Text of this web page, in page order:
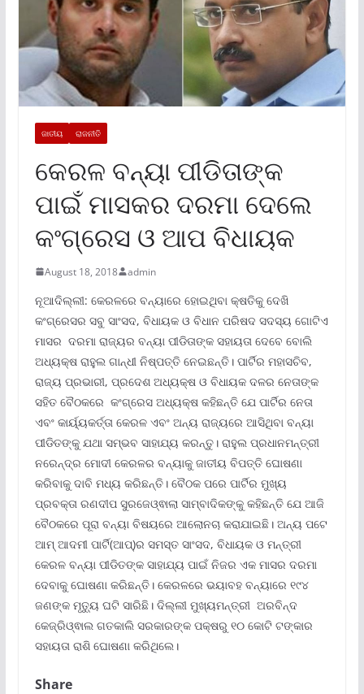
ଜାତୀୟ ରାଜନୀତି
କେରଳ ବନ୍ୟା ପୀଡିତାଙ୍କ
ପାଇଁ ମାସକର ଦରମା ଦେଲେ
କଂଗ୍ରେସ ଓ ଆପ ବିଧାୟକ
August 18, 2018 admin
ନୂଆଦିଲ୍ଲୀ: କେରଳରେ ବନ୍ୟାରେ ହୋଇଥିବା କ୍ଷତିକୁ ଦେଖି
କଂଗ୍ରେସର ସବୁ ସାଂସଦ, ବିଧାୟକ ଓ ବିଧାନ ପରିଷଦ ସଦସ୍ୟ ଗୋଟିଏ
ମାସର ଦରମା ରାଜ୍ୟର ବନ୍ୟା ପୀଡିତାଙ୍କ ସହାୟତା ଦେବେ ବୋଲି
ଅଧ୍ୟକ୍ଷ ରାହୁଲ ଗାନ୍ଧୀ ନିଷ୍ପତ୍ତି ନେଇଛନ୍ତି। ପାର୍ଟିର ମହାସଚିବ,
ରାଜ୍ୟ ପ୍ରଭାରୀ, ପ୍ରଦେଶ ଅଧ୍ୟକ୍ଷ ଓ ବିଧାୟକ ଦଳର ନେତାଙ୍କ
ସହିତ ବୈଠକରେ କଂଗ୍ରେସ ଅଧ୍ୟକ୍ଷ କହିଛନ୍ତି ଯେ ପାର୍ଟିର ନେତା
ଏବଂ କାର୍ୟ୍ୟକର୍ତ୍ତା କେରଳ ଏବଂ ଅନ୍ୟ ରାଜ୍ୟରେ ଆସିଥିବା ବନ୍ୟା
ପୀଡିତଙ୍କୁ ଯଥା ସମ୍ଭବ ସାହାଯ୍ୟ କରନ୍ତୁ। ରାହୁଲ ପ୍ରଧାନମନ୍ତ୍ରୀ
ନରେନ୍ଦ୍ର ମୋଦୀ କେରଳର ବନ୍ୟାକୁ ଜାତୀୟ ବିପତ୍ତି ଘୋଷଣା
କରିବାକୁ ଦାବି ମଧ୍ୟ କରିଛନ୍ତି। ବୈଠକ ପରେ ପାର୍ଟିର ମୁଖ୍ୟ
ପ୍ରବକ୍ତା ରଣଦୀପ ସୁରଜେଓ୍ଵାଲା ସାମ୍ବାଦିକଙ୍କୁ କହିଛନ୍ତି ଯେ ଆଜି
ବୈଠକରେ ପୂରା ବନ୍ୟା ବିଷୟରେ ଆଲୋନଚା କରାଯାଇଛି। ଅନ୍ୟ ପଟେ
ଆମ୍ ଆଦମୀ ପାର୍ଟି(ଆପ୍)ର ସମସ୍ତ ସାଂସଦ, ବିଧାୟକ ଓ ମନ୍ତ୍ରୀ
କେରଳ ବନ୍ୟା ପୀଡିତଙ୍କ ସାହାଯ୍ୟ ପାଇଁ ନିଜର ଏକ ମାସର ଦରମା
ଦେବାକୁ ଘୋଷଣା କରିଛନ୍ତି। କେରଳରେ ଭୟାବହ ବନ୍ୟାରେ ୧୯୪
ଜଣଙ୍କ ମୃତ୍ୟୁ ଘଟି ସାରିଛି। ଦିଲ୍ଲୀ ମୁଖ୍ୟମନ୍ତ୍ରୀ ଅରବିନ୍ଦ
କେଜ୍ରିଓ୍ଵାଲ ଗତକାଲି ସରକାରଙ୍କ ପକ୍ଷରୁ ୧୦ କୋଟି ଟଙ୍କାର
ସହାୟତା ରାଶି ଘୋଷଣା କରିଥିଲେ।
Share